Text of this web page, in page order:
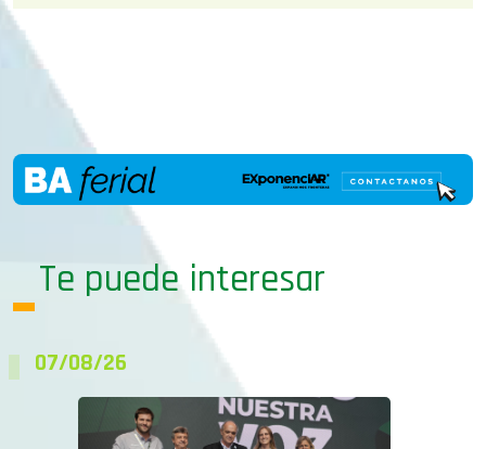
Te puede interesar
07/08/26